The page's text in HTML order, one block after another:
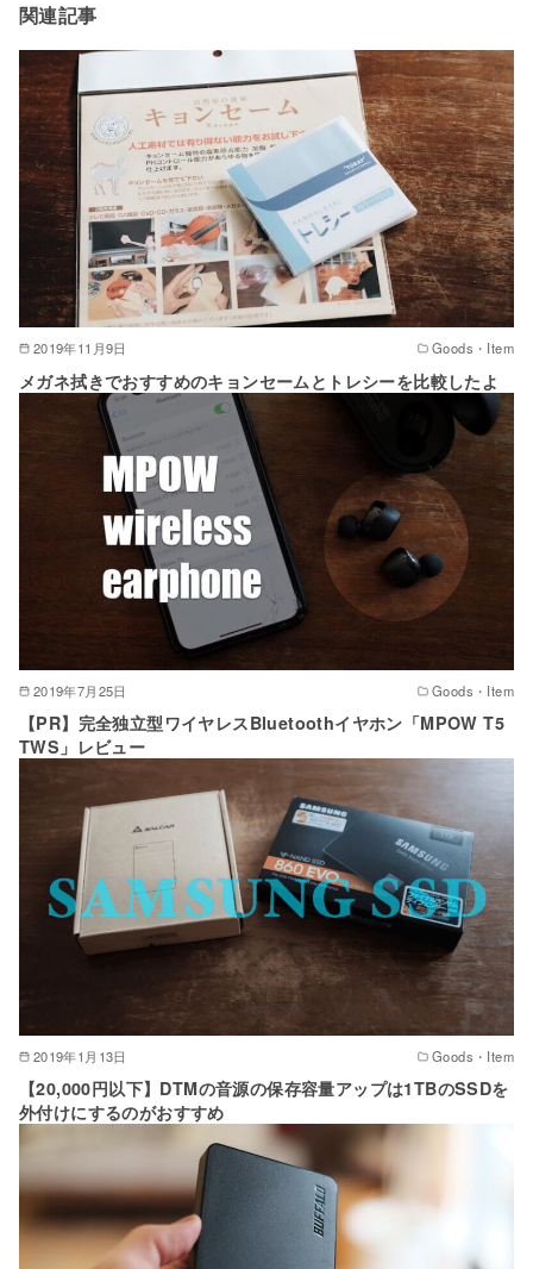
関連記事
2019年11月9日 Goods・Item
メガネ拭きでおすすめのキョンセームとトレシーを比較したよ
2019年7月25日 Goods・Item
【PR】完全独立型ワイヤレスBluetoothイヤホン「MPOW T5
TWS」レビュー
2019年1月13日 Goods・Item
【20,000円以下】DTMの音源の保存容量アップは1TBのSSDを
外付けにするのがおすすめ